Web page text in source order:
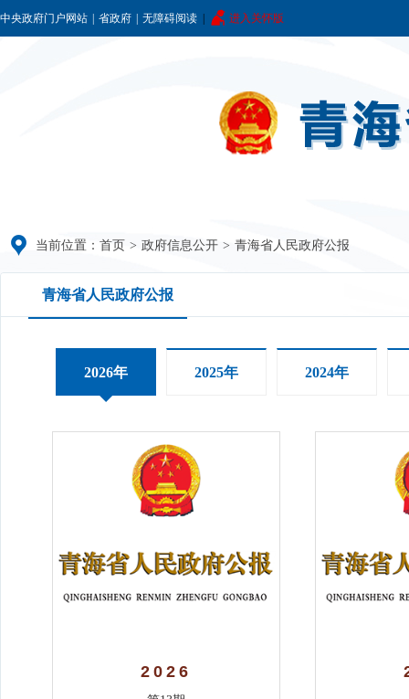
中央政府门户网站 省政府 无障碍阅读 进入关怀版
当前位置： 首页 > 政府信息公开 > 青海省人民政府公报
青海省人民政府公报
2026年 2025年 2024年
2026